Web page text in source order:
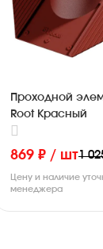
Проходной
Root Красный
869 ₽ / шт1
Цену и наличие
менеджера